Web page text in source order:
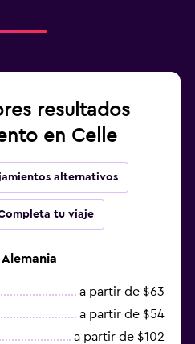
resultados
en Celle
alternativos
tu viaje
a partir de $63
a partir de $54
a partir de $102